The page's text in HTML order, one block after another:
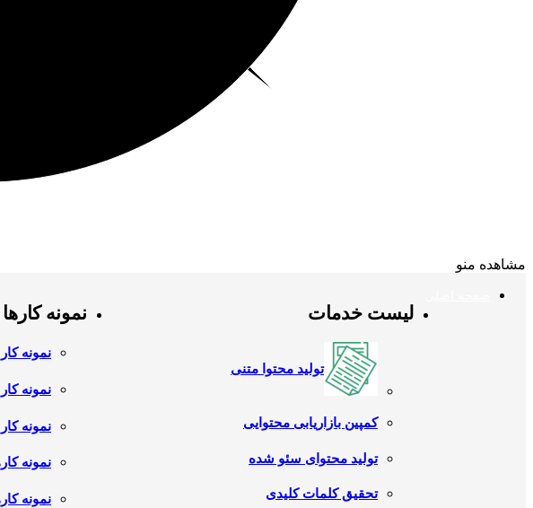
مشاهده منو
لیست خدمات
تولید محتوا متنی
کمپین بازاریابی محتوایی
تولید محتوای سئو شده
تحقیق کلمات کلیدی
نمونه کارها
نمونه
نمونه
نمونه
نمونه
نمونه